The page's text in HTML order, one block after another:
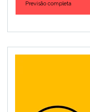
Previsão completa